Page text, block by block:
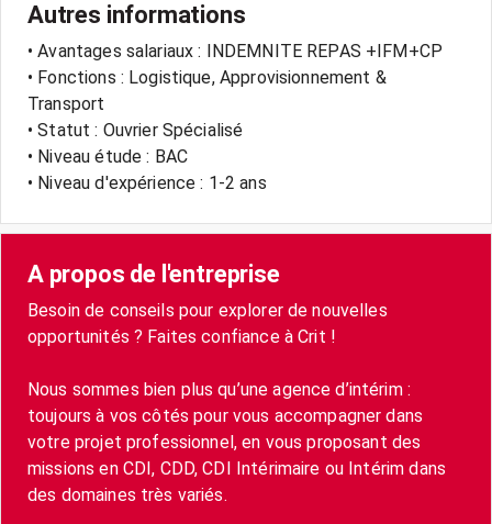
Autres informations
• Avantages salariaux : INDEMNITE REPAS +IFM+CP
• Fonctions : Logistique, Approvisionnement &
Transport
• Statut : Ouvrier Spécialisé
• Niveau étude : BAC
• Niveau d'expérience : 1-2 ans
A propos de l'entreprise
Besoin de conseils pour explorer de nouvelles
opportunités ? Faites confiance à Crit !
Nous sommes bien plus qu’une agence d’intérim :
toujours à vos côtés pour vous accompagner dans
votre projet professionnel, en vous proposant des
missions en CDI, CDD, CDI Intérimaire ou Intérim dans
des domaines très variés.